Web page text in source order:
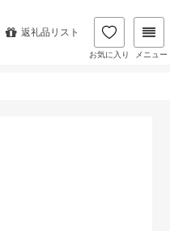
返礼品リスト
お気に入り メニュー